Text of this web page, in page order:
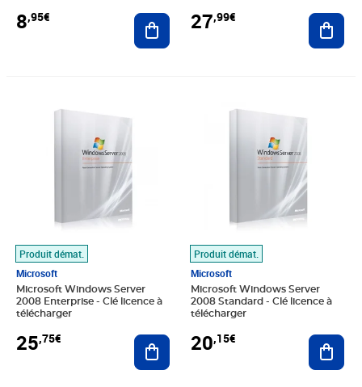
8,95€ Ajouter au panier
27,99€
Produit démat.
Microsoft
Microsoft Windows Server
2008 Enterprise - Clé licence à
télécharger
25,75€ Ajouter au panier
Produit démat.
Microsoft
Microsoft Windows Server
2008 Standard - Clé licence à
télécharger
20,15€